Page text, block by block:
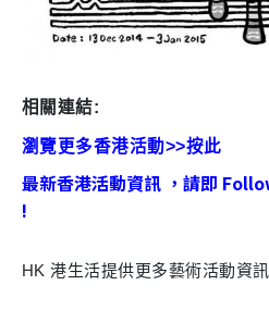
相關連結:
瀏覽更多香港活動>>按此
最新香港活動資訊 ，請即
!
HK 港生活提供更多藝術活動資